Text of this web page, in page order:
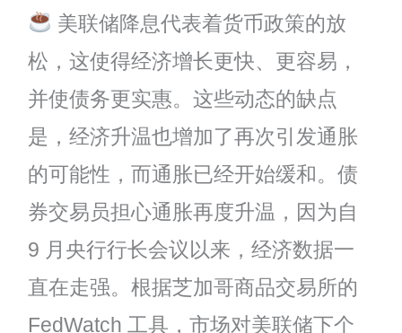
美联储降息代表着货币政策的放
松，这使得经济增长更快、更容易，
并使债务更实惠。这些动态的缺点
是，经济升温也增加了再次引发通胀
的可能性，而通胀已经开始缓和。债
券交易员担心通胀再度升温，因为自
9 月央行行长会议以来，经济数据一
直在走强。根据芝加哥商品交易所的
FedWatch 工具，市场对美联储下个